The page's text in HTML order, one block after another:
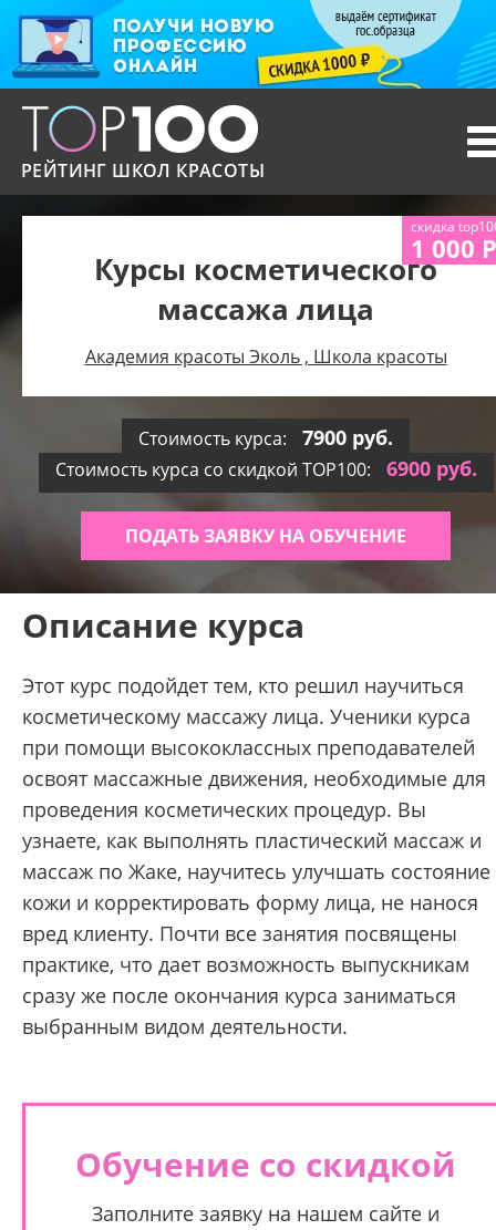
РЕЙТИНГ ШКОЛ КРАСОТЫ
скидка
1 000 Р
Курсы косметического
массажа лица
Академия красоты Эколь , Школа красоты
Стоимость курса: 7900 руб.
Стоимость курса со скидкой TOP100: 6900 руб.
ПОДАТЬ ЗАЯВКУ НА ОБУЧЕНИЕ
Описание курса
Этот курс подойдет тем, кто решил научиться
косметическому массажу лица. Ученики курса
при помощи высококлассных преподавателей
освоят массажные движения, необходимые для
проведения косметических процедур. Вы
узнаете, как выполнять пластический массаж и
массаж по Жаке, научитесь улучшать состояние
кожи и корректировать форму лица, не нанося
вред клиенту. Почти все занятия посвящены
практике, что дает возможность выпускникам
сразу же после окончания курса заниматься
выбранным видом деятельности.
Обучение со скидкой
Заполните заявку на нашем сайте и